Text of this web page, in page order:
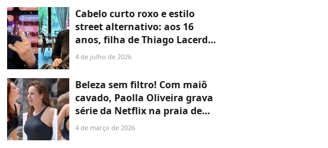
mudou seu corpo em foto na
praia
Cabelo curto roxo e estilo
street alternativo: aos 16
anos, filha de Thiago Lacerda
rouba a cena em fotos raras
colorido'
4 de julho de 2026
Beleza sem filtro! Com maiô
cavado, Paolla Oliveira grava
série da Netflix na praia de
Copacabana; corpo real rouba
4 de março de 2026